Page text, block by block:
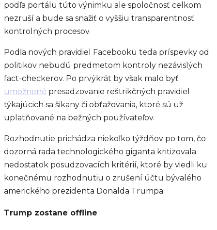
podľa portálu túto výnimku ale spoločnosť celkom
nezruší a bude sa snažiť o vyššiu transparentnosť
kontrolných procesov.
Podľa nových pravidiel Facebooku teda príspevky od
politikov nebudú predmetom kontroly nezávislých
fact-checkerov. Po prvýkrát by však malo byť
umožnené presadzovanie reštrikčných pravidiel
týkajúcich sa šikany či obťažovania, ktoré sú už
uplatňované na bežných používateľov.
Rozhodnutie prichádza niekoľko týždňov po tom, čo
dozorná rada technologického giganta kritizovala
nedostatok posudzovacích kritérií, ktoré by viedli ku
konečnému rozhodnutiu o zrušení účtu bývalého
amerického prezidenta Donalda Trumpa.
Trump zostane offline